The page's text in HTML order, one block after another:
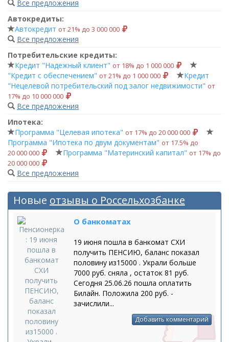
Все предложения
Автокредиты:
Автокредит от 21% до 3 000 000
Все предложения
Потребительские кредиты:
Кредит "Надежный клиент" от 18% до 1 000 000
"Кредит с обеспечением" от 21% до 1 000 000
Кредит
"Нецелевой потребительский под залог недвижимости" от
17% до 10 000 000
Все предложения
Ипотека:
Программа "Целевая ипотека" от 17% до 20 000 000
Программа "Ипотека по двум документам" от 17.5% до
20 000 000
Программа "Материнский капитал" от 17% до
20 000 000
Все предложения
Новые отзывы о Россельхозбанке
О банкоматах
19 июня пошла в банкомат СХИ
получить ПЕНСИЮ, баланс показал
половину из15000 . Украли больше
7000 руб. сняла , остаток 81 руб.
Сегодня 25.06.26 пошла оплатить
Билайн. Положила 200 руб. -
зачислили...
Добавить комментарий